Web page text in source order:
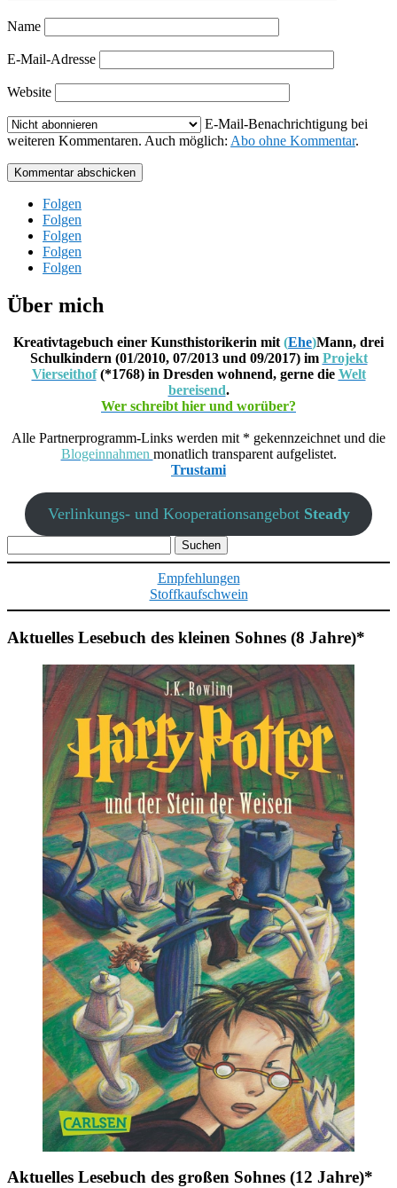
Name
E-Mail-Adresse
Website
E-Mail-Benachrichtigung bei
weiteren Kommentaren. Auch möglich: Abo ohne Kommentar.
Kommentar abschicken
Folgen
Folgen
Folgen
Folgen
Folgen
Über mich
Kreativtagebuch einer Kunsthistorikerin mit(Ehe)Mann, drei
Schulkindern (01/2010, 07/2013 und 09/2017) im Projekt
Vierseithof(*1768) in Dresden wohnend, gerne die Welt
bereisend.
Wer schreibt hier und worüber?
Alle Partnerprogramm-Links werden mit * gekennzeichnet und die
Blogeinnahmen monatlich transparent aufgelistet.
Trustami
Verlinkungs- und Kooperationsangebot Steady
nach:
Empfehlungen
Stoffkaufschwein
Aktuelles Lesebuch des kleinen Sohnes (8 Jahre)*
Aktuelles Lesebuch des großen Sohnes (12 Jahre)*